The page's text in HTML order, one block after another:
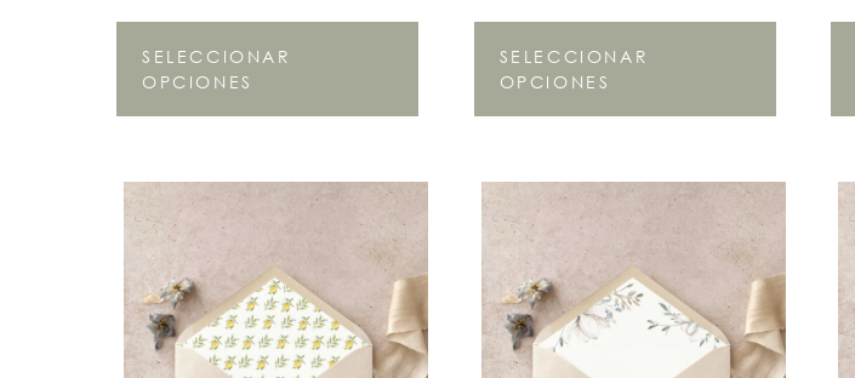
SELECCIONAR
OPCIONES
SELECCIONAR
OPCIONES